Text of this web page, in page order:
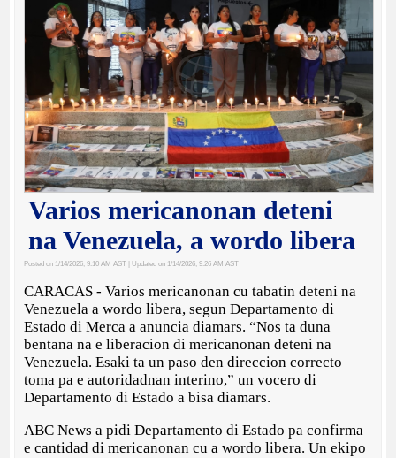
Varios mericanonan deteni
na Venezuela, a wordo libera
Posted on 1/14/2026, 9:10 AM AST | Updated on 1/14/2026, 9:26 AM AST
CARACAS - Varios mericanonan cu tabatin deteni na
Venezuela a wordo libera, segun Departamento di
Estado di Merca a anuncia diamars. “Nos ta duna
bentana na e liberacion di mericanonan deteni na
Venezuela. Esaki ta un paso den direccion correcto
toma pa e autoridadnan interino,” un vocero di
Departamento di Estado a bisa diamars.
ABC News a pidi Departamento di Estado pa confirma
e cantidad di mericanonan cu a wordo libera. Un ekipo